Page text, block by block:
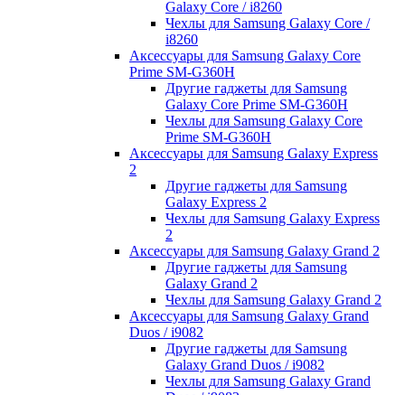
Galaxy Core / i8260
Чехлы для Samsung Galaxy Core /
i8260
Аксессуары для Samsung Galaxy Core
Prime SM-G360H
Другие гаджеты для Samsung
Galaxy Core Prime SM-G360H
Чехлы для Samsung Galaxy Core
Prime SM-G360H
Аксессуары для Samsung Galaxy Express
2
Другие гаджеты для Samsung
Galaxy Express 2
Чехлы для Samsung Galaxy Express
2
Аксессуары для Samsung Galaxy Grand 2
Другие гаджеты для Samsung
Galaxy Grand 2
Чехлы для Samsung Galaxy Grand 2
Аксессуары для Samsung Galaxy Grand
Duos / i9082
Другие гаджеты для Samsung
Galaxy Grand Duos / i9082
Чехлы для Samsung Galaxy Grand